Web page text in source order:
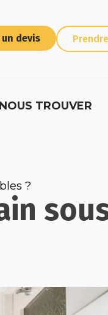
devis
TROUVER
?